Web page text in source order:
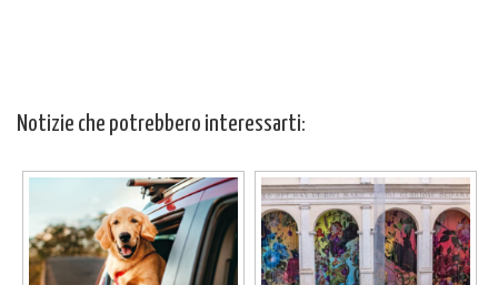
Notizie che potrebbero interessarti: